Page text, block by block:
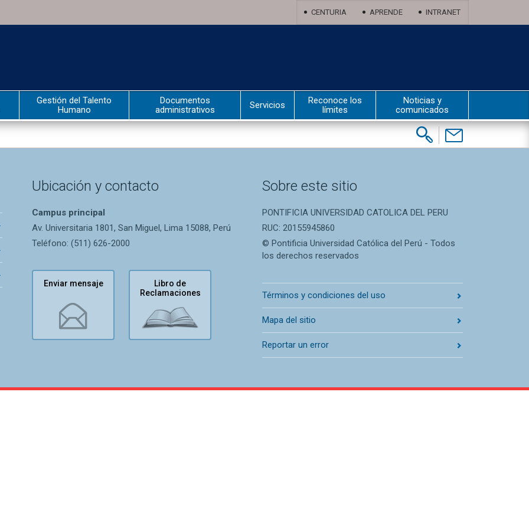
CENTURIA APRENDE INTRANET
Gestión del Talento
Humano
Documentos
administrativos
Servicios
Reconoce los
límites
Noticias y
comunicados
Buscar:
Contáctenos
Ubicación y contacto
Campus principal
Av. Universitaria 1801, San Miguel, Lima 15088, Perú
Teléfono: (511) 626-2000
Enviar mensaje
Libro de
Reclamaciones
Sobre este sitio
PONTIFICIA UNIVERSIDAD CATOLICA DEL PERU
RUC: 20155945860
© Pontificia Universidad Católica del Perú - Todos
los derechos reservados
Términos y condiciones del uso
Mapa del sitio
Reportar un error